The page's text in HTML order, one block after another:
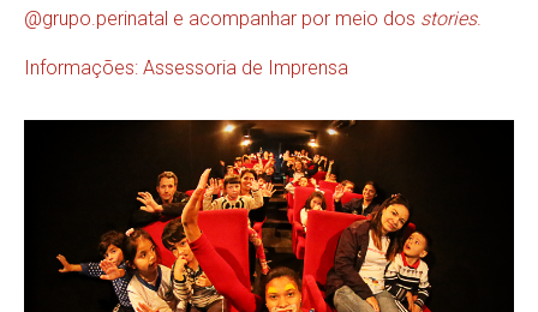
@grupo.perinatal e acompanhar por meio dos stories.
Informações: Assessoria de Imprensa